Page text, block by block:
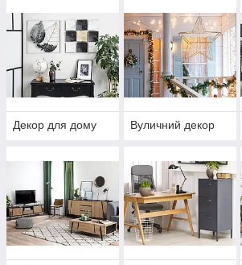
Декор для дому Вуличний декор